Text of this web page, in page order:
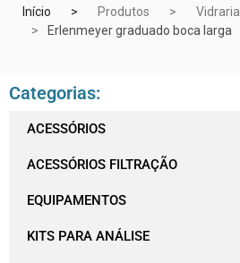
Início Produtos Vidraria
Erlenmeyer graduado boca larga
Categorias:
ACESSÓRIOS
ACESSÓRIOS FILTRAÇÃO
EQUIPAMENTOS
KITS PARA ANÁLISE